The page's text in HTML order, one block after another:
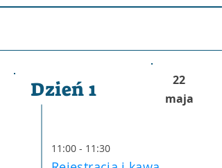
Dzień 1
22
maja
11:00 - 11:30